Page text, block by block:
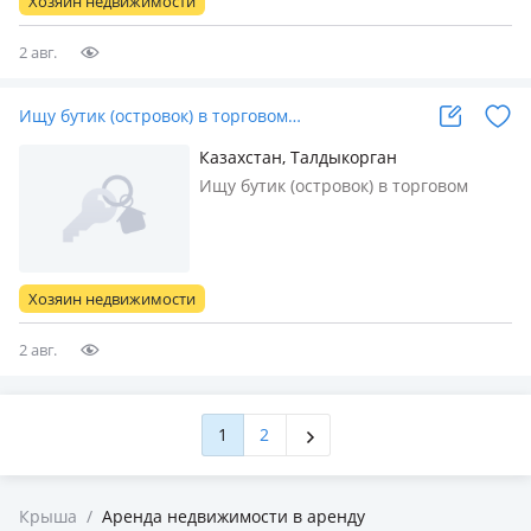
2 авг.
Ищу бутик (островок) в торговом…
Казахстан, Талдыкорган
Ищу бутик (островок) в торговом
Бюджет на аренду: до 100 000 тенге в
месяц. Срок аренды: долгосрочно.
Хозяин недвижимости
2 авг.
1 2
Крыша / Аренда недвижимости в аренду